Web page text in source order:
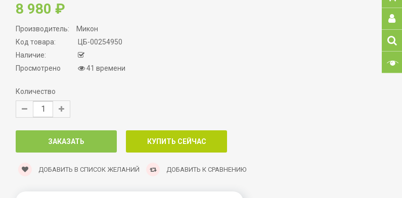
8 980 ₽
Производитель:
Микон
Код товара:
ЦБ-00254950
Наличие:
Просмотрено
41 времени
Количество
ДОБАВИТЬ В СПИСОК ЖЕЛАНИЙ ДОБАВИТЬ К СРАВНЕНИЮ